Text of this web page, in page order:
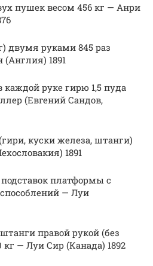
пушек весом 456 кг — Анри
двумя руками 845 раз
1891
каждой руке гирю 1,5 пуда
(Евгений Сандов,
куски железа, штанги)
1891
платформы с
— Луи
правой рукой (без
— Луи Сир (Канада) 1892